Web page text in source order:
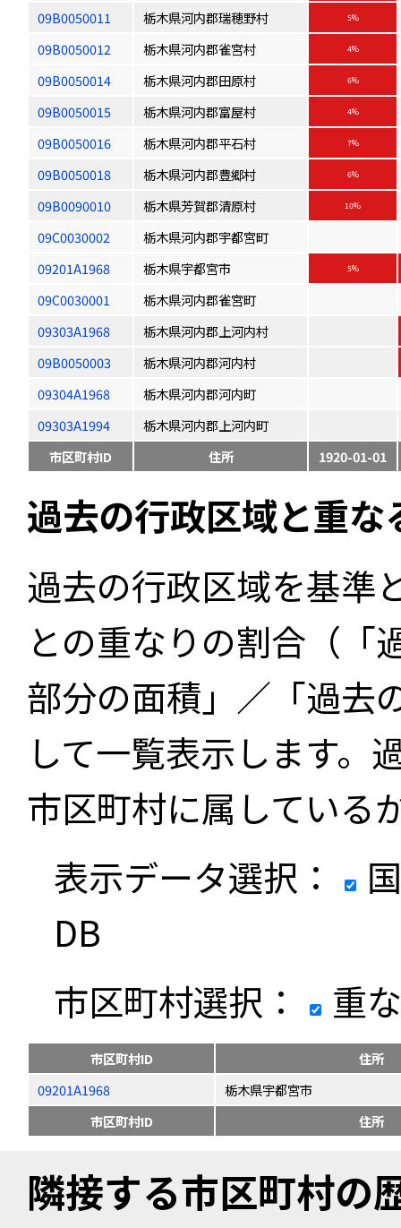
09B0050011 栃木県河内郡瑞穂野村 5%
09B0050012 栃木県河内郡雀宮村 4%
09B0050014 栃木県河内郡田原村 6%
09B0050015 栃木県河内郡富屋村 4%
09B0050016 栃木県河内郡平石村 7%
09B0050018 栃木県河内郡豊郷村 6%
09B0090010 栃木県芳賀郡清原村 10%
09C0030002
栃木県河内郡宇都宮町
09201A1968
栃木県宇都宮市 5%
09C0030001
栃木県河内郡雀宮町
09303A1968
栃木県河内郡上河内村
09B0050003
栃木県河内郡河内村
09304A1968
栃木県河内郡河内町
09303A1994
栃木県河内郡上河内町
市区町村ID
住所 1920-01-01
過去の行政区域と重
過去の行政区域を基準
との重なりの割合（「
部分の面積」／「過去
して一覧表示します。
市区町村に属している
表示データ選択：
DB
市区町村選択：
重
市区町村ID
住所
09201A1968
栃木県宇都宮市
市区町村ID
住所
隣接する市区町村の